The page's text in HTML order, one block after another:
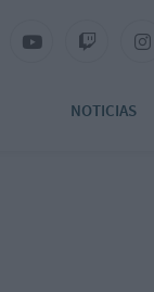
NOTICIAS